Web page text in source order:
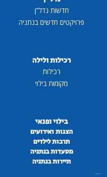
חדשות נדל"ן
פרויקטים חדשים בנתניה
רכילות ולילה
רכילות
מקומות בילוי
בילוי ופנאי
הצגות ואירועים
תרבות לילדים
מסעדות בנתניה
תיירות בנתניה
...